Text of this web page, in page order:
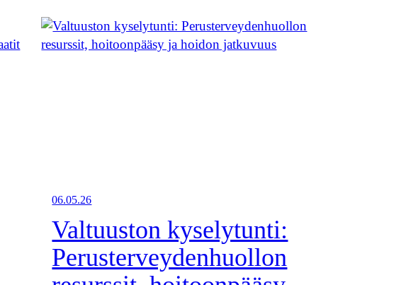
06.05.26
Valtuuston kyselytunti:
Perusterveydenhuollon